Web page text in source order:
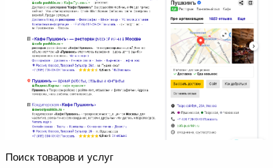
Поиск товаров и услуг